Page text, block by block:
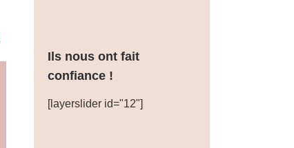
Ils nous ont fait
confiance !
[layerslider id="12"]